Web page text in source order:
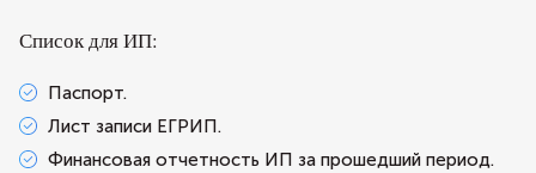
Список для ИП:
Паспорт.
Лист записи ЕГРИП.
Финансовая отчетность ИП за прошедший период.